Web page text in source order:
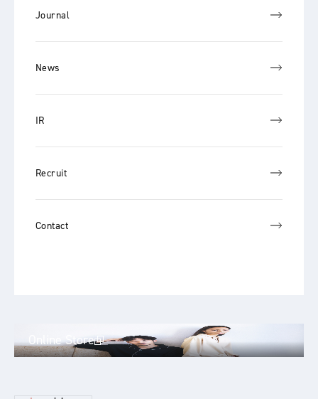
Journal
News
IR
Recruit
Contact
Online Store